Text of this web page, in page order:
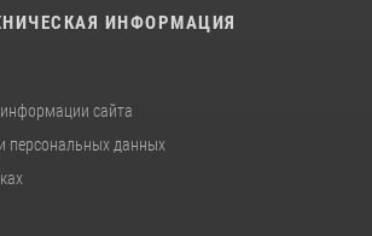
ИНФОРМАЦИЯ
сайта
персональных данных